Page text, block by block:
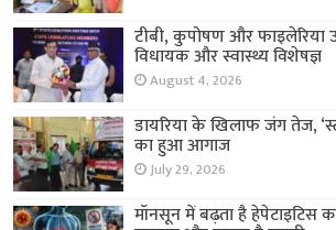
टीबी, कुपोषण और
विधायक और स्वास्थ्य विशेषज्ञ
August 4, 2026
डायरिया के खिलाफ जंग तेज,
का हुआ आगाज
July 29, 2026
मॉनसून में बढ़ता है हेपेटाइटिस